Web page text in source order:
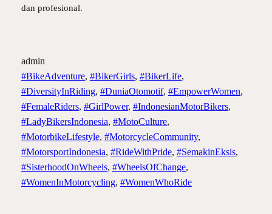
dan profesional.
admin
#BikeAdventure, #BikerGirls, #BikerLife
#DiversityInRiding, #DuniaOtomotif, #EmpowerWomen
#FemaleRiders, #GirlPower, #IndonesianMotorBikers
#LadyBikersIndonesia, #MotoCulture
#MotorbikeLifestyle, #MotorcycleCommunity
#MotorsportIndonesia, #RideWithPride, #SemakinEksis
#SisterhoodOnWheels, #WheelsOfChange
#WomenInMotorcycling, #WomenWhoRide